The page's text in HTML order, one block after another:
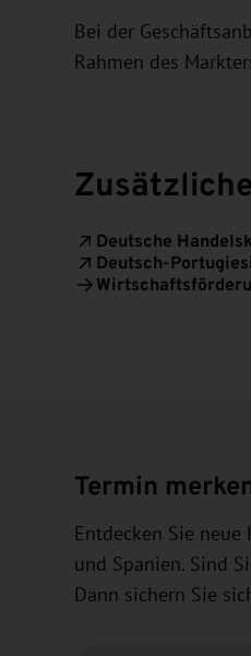
Bei der
Rahmen des
Deutsche
Deutsch-
Termin
Entdecken Sie
und Spanien. Sind
Dann sichern Sie